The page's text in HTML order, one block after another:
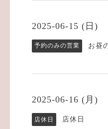
2025-06-15 (日)
予約のみの営業 お昼
2025-06-16 (月)
店休日 店休日